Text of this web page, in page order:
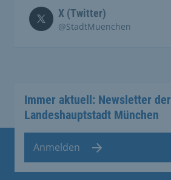
X (Twitter)
@StadtMuenchen
Immer aktuell: Newsletter der
Landeshauptstadt München
Anmelden